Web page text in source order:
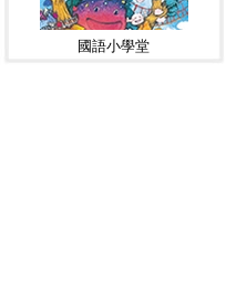
國語小學堂